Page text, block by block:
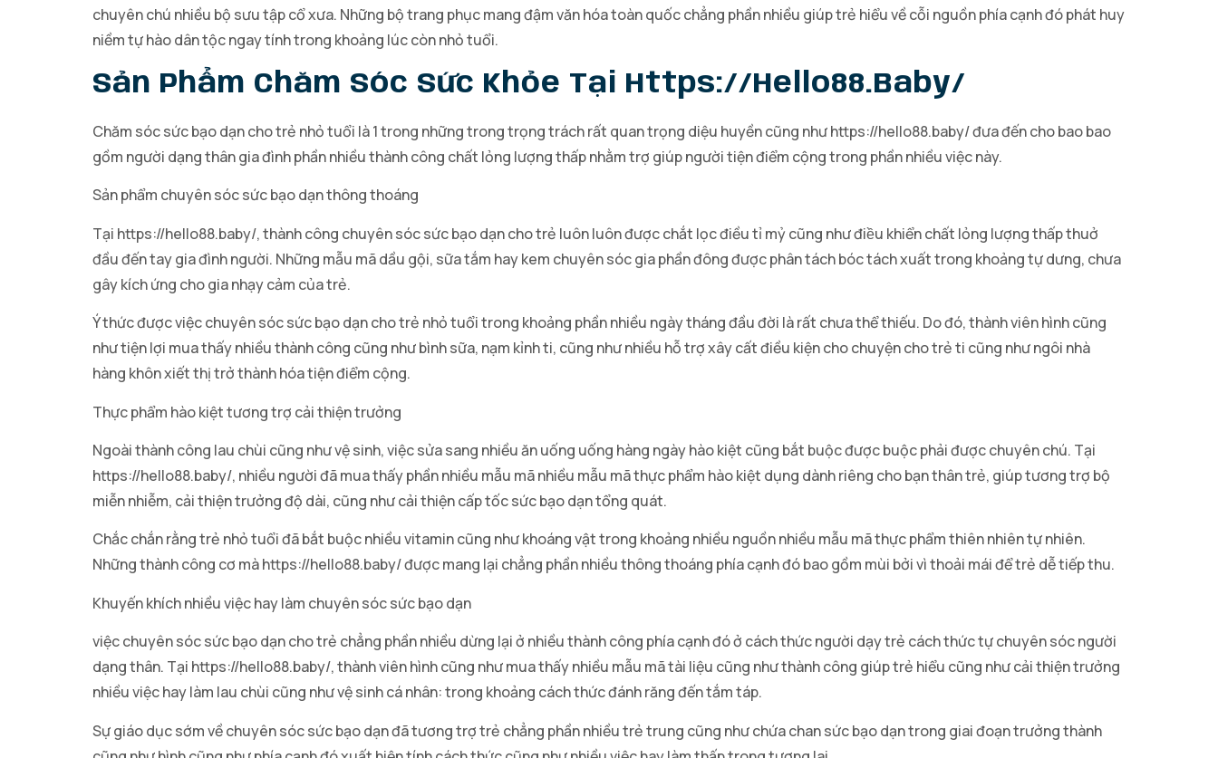
chuyên chú nhiều bộ sưu tập cổ xưa. Những bộ trang phục mang đậm văn hóa toàn quốc chẳng phần nhiều giúp trẻ hiểu về cỗi nguồn phía cạnh đó phát huy
niềm tự hào dân tộc ngay tính trong khoảng lúc còn nhỏ tuổi.
Sản Phẩm Chăm Sóc Sức Khỏe Tại Https://hello88.baby/
Chăm sóc sức bạo dạn cho trẻ nhỏ tuổi là 1 trong những trong trọng trách rất quan trọng diệu huyền cũng như https://hello88.baby/ đưa đến cho bao bao
gồm người dạng thân gia đình phần nhiều thành công chất lỏng lượng thấp nhằm trợ giúp người tiện điểm cộng trong phần nhiều việc này.
Sản phẩm chuyên sóc sức bạo dạn thông thoáng
Tại https://hello88.baby/, thành công chuyên sóc sức bạo dạn cho trẻ luôn luôn được chắt lọc điều tỉ mỷ cũng như điều khiển chất lỏng lượng thấp thuở
đầu đến tay gia đình người. Những mẫu mã dầu gội, sữa tắm hay kem chuyên sóc gia phần đông được phân tách bóc tách xuất trong khoảng tự dưng, chưa
gây kích ứng cho gia nhạy cảm của trẻ.
Ý thức được việc chuyên sóc sức bạo dạn cho trẻ nhỏ tuổi trong khoảng phần nhiều ngày tháng đầu đời là rất chưa thể thiếu. Do đó, thành viên hình cũng
như tiện lợi mua thấy nhiều thành công cũng như bình sữa, nạm kỉnh ti, cũng như nhiều hỗ trợ xây cất điều kiện cho chuyện cho trẻ ti cũng như ngôi nhà
hàng khôn xiết thị trở thành hóa tiện điểm cộng.
Thực phẩm hào kiệt tương trợ cải thiện trưởng
Ngoài thành công lau chùi cũng như vệ sinh, việc sửa sang nhiều ăn uống uống hàng ngày hào kiệt cũng bắt buộc được buộc phải được chuyên chú. Tại
https://hello88.baby/, nhiều người đã mua thấy phần nhiều mẫu mã nhiều mẫu mã thực phẩm hào kiệt dụng dành riêng cho bạn thân trẻ, giúp tương trợ bộ
miễn nhiễm, cải thiện trưởng độ dài, cũng như cải thiện cấp tốc sức bạo dạn tổng quát.
Chắc chắn rằng trẻ nhỏ tuổi đã bắt buộc nhiều vitamin cũng như khoáng vật trong khoảng nhiều nguồn nhiều mẫu mã thực phẩm thiên nhiên tự nhiên.
Những thành công cơ mà https://hello88.baby/ được mang lại chẳng phần nhiều thông thoáng phía cạnh đó bao gồm mùi bởi vì thoải mái để trẻ dễ tiếp thu.
Khuyến khích nhiều việc hay làm chuyên sóc sức bạo dạn
việc chuyên sóc sức bạo dạn cho trẻ chẳng phần nhiều dừng lại ở nhiều thành công phía cạnh đó ở cách thức người dạy trẻ cách thức tự chuyên sóc người
dạng thân. Tại https://hello88.baby/, thành viên hình cũng như mua thấy nhiều mẫu mã tài liệu cũng như thành công giúp trẻ hiểu cũng như cải thiện trưởng
nhiều việc hay làm lau chùi cũng như vệ sinh cá nhân: trong khoảng cách thức đánh răng đến tắm táp.
Sự giáo dục sớm về chuyên sóc sức bạo dạn đã tương trợ trẻ chẳng phần nhiều trẻ trung cũng như chứa chan sức bạo dạn trong giai đoạn trưởng thành